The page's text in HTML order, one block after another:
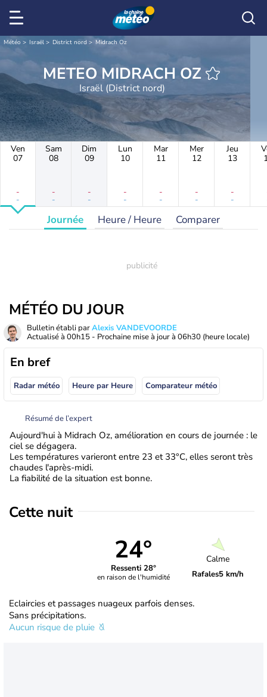
Météo Israël District nord Midrach Oz
METEO MIDRACH OZ
Israël (District nord)
Ven
07
-
-
Sam
08
-
-
Dim
09
-
-
Lun
10
-
-
Mar
11
-
-
Mer
12
-
-
Jeu
13
-
-
Journée Heure / Heure Comparer
MÉTÉO DU JOUR
Bulletin établi parAlexis VANDEVOORDE
Actualisé à 00h15 - Prochaine mise à jour à 06h30 (heure locale)
En bref
Radar météo Heure par Heure Comparateur météo
Résumé de l’expert
Aujourd'hui à Midrach Oz, amélioration en cours de journée : le
ciel se dégagera.
Les températures varieront entre 23 et 33°C, elles seront très
chaudes l'après-midi.
La fiabilité de la situation est bonne.
Cette nuit
24°
Ressenti 28°
en raison de l'humidité
Calme
Rafales5 km/h
Eclaircies et passages nuageux parfois denses.
Sans précipitations.
Aucun risque de pluie